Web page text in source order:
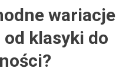
wariacje
klasyki do